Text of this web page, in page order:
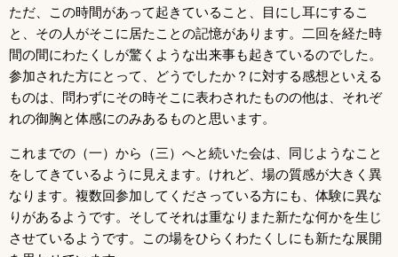
ただ、この時間があって起きていること、目にし耳にするこ
と、その人がそこに居たことの記憶があります。二回を経た時
間の間にわたくしが驚くような出来事も起きているのでした。
参加された方にとって、どうでしたか？に対する感想といえる
ものは、問わずにその時そこに表わされたものの他は、それぞ
れの御胸と体感にのみあるものと思います。
これまでの（一）から（三）へと続いた会は、同じようなこと
をしてきているように見えます。けれど、場の質感が大きく異
なります。複数回参加してくださっている方にも、体験に異な
りがあるようです。そしてそれは重なりまた新たな何かを生じ
させているようです。この場をひらくわたくしにも新たな展開